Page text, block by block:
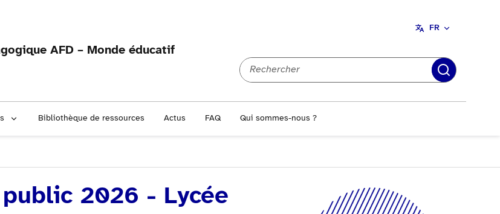
AFD – Monde éducatif
FR
Bibliothèque de ressources Actus FAQ Qui sommes-nous ?
2026 - Lycée